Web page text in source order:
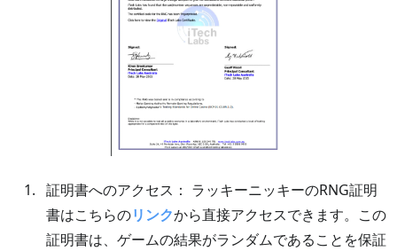
証明書へのアクセス： ラッキーニッキーのRNG証明
書はこちらのリンクから直接アクセスできます。この
証明書は、ゲームの結果がランダムであることを保証